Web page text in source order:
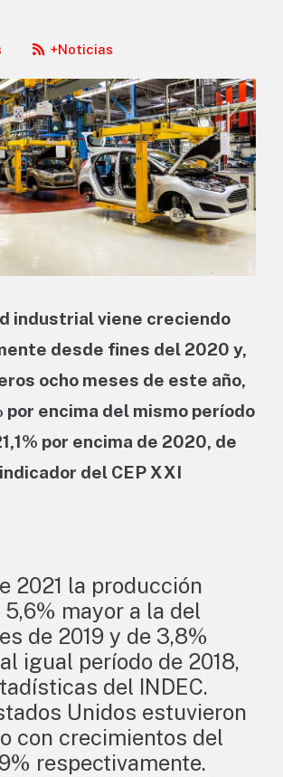
+Noticias
industrial viene creciendo
desde fines del 2020 y,
ocho meses de este año,
por encima del mismo período
por encima de 2020, de
del CEP XXI
2021 la producción
mayor a la del
de 2019 y de 3,8%
igual período de 2018,
del INDEC.
Unidos estuvieron
con crecimientos del
respectivamente.